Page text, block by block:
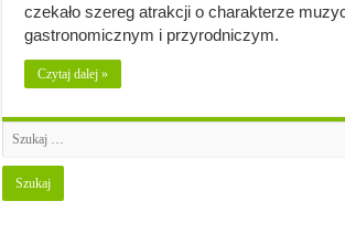
czekało szereg atrakcji o charakterze
gastronomicznym i przyrodniczym.
Czytaj dalej »